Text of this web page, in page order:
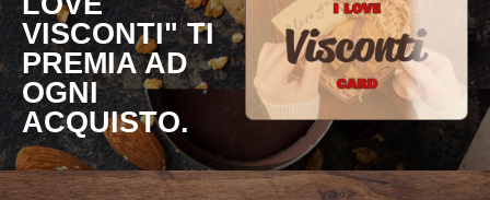
VISCONTI" TI
PREMIA AD
OGNI
ACQUISTO.